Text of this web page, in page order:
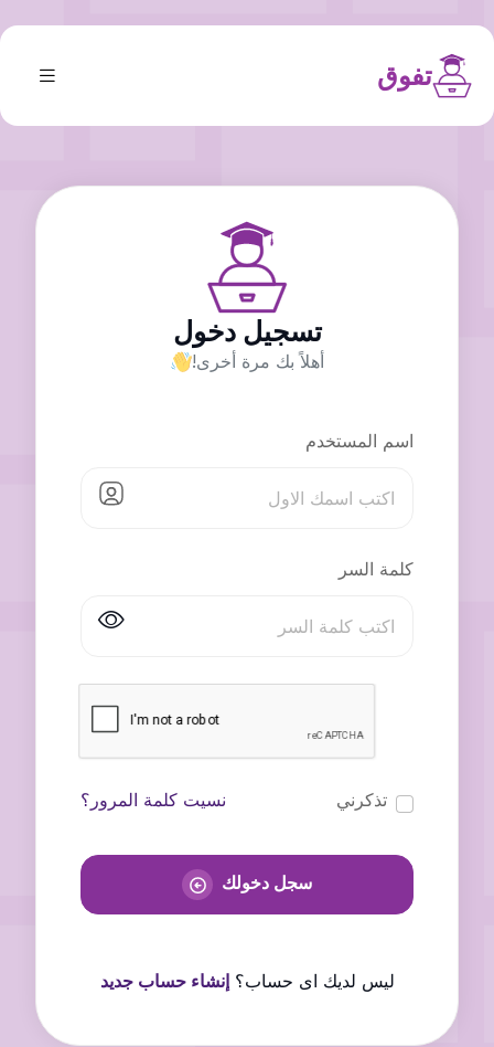
تفوق
تسجيل دخول
أهلاً بك مرة أخرى!
اسم المستخدم
كلمة السر
تذكرني نسيت كلمة المرور؟
سجل دخولك
ليس لديك اى حساب؟إنشاء حساب جديد